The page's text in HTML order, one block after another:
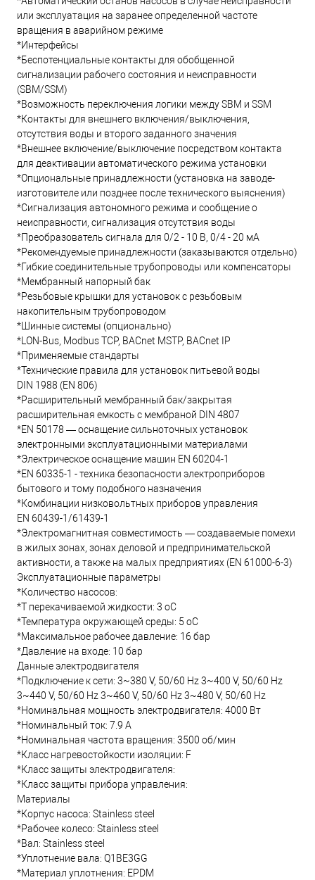
или эксплуатация на заранее определенной частоте
вращения в аварийном режиме
*Интерфейсы
*Беспотенциальные контакты для обобщенной
сигнализации рабочего состояния и неисправности
(SBM/SSM)
*Возможность переключения логики между SBM и SSM
*Контакты для внешнего включения/выключения,
отсутствия воды и второго заданного значения
*Внешнее включение/выключение посредством контакта
для деактивации автоматического режима установки
*Опциональные принадлежности (установка на заводе-
изготовителе или позднее после технического выяснения)
*Сигнализация автономного режима и сообщение о
неисправности, сигнализация отсутствия воды
*Преобразователь сигнала для 0/2 - 10 В, 0/4 - 20 мА
*Рекомендуемые принадлежности (заказываются отдельно)
*Гибкие соединительные трубопроводы или компенсаторы
*Мембранный напорный бак
*Резьбовые крышки для установок с резьбовым
накопительным трубопроводом
*Шинные системы (опционально)
*LON-Bus, Modbus TCP, BACnet MSTP, BACnet IP
*Применяемые стандарты
*Технические правила для установок питьевой воды
DIN 1988 (EN 806)
*Расширительный мембранный бак/закрытая
расширительная емкость с мембраной DIN 4807
*EN 50178 — оснащение сильноточных установок
электронными эксплуатационными материалами
*Электрическое оснащение машин EN 60204-1
*EN 60335-1 - техника безопасности электроприборов
бытового и тому подобного назначения
*Комбинации низковольтных приборов управления
EN 60439-1/61439-1
*Электромагнитная совместимость — создаваемые помехи
в жилых зонах, зонах деловой и предпринимательской
активности, а также на малых предприятиях (EN 61000-6-3)
Эксплуатационные параметры
*Количество насосов:
*T перекачиваемой жидкости: 3 oC
*Температура окружающей среды: 5 oC
*Максимальное рабочее давление: 16 бар
*Давление на входе: 10 бар
Данные электродвигателя
*Подключение к сети: 3~380 V, 50/60 Hz 3~400 V, 50/60 Hz
3~440 V, 50/60 Hz 3~460 V, 50/60 Hz 3~480 V, 50/60 Hz
*Номинальная мощность электродвигателя: 4000 Вт
*Номинальный ток: 7.9 А
*Номинальная частота вращения: 3500 об/мин
*Класс нагревостойкости изоляции: F
*Класс защиты электродвигателя:
*Класс защиты прибора управления:
Материалы
*Корпус насоса: Stainless steel
*Рабочее колесо: Stainless steel
*Вал: Stainless steel
*Уплотнение вала: Q1BE3GG
*Материал уплотнения: EPDM